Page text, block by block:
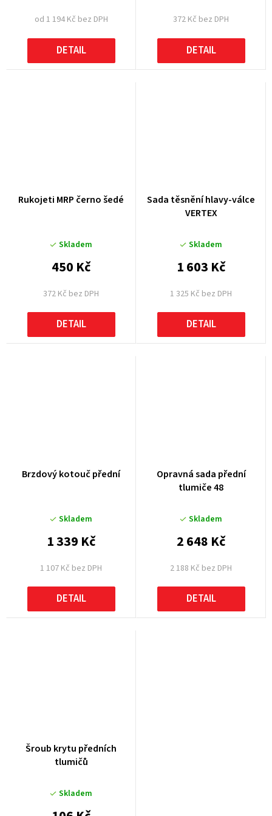
od 1 194 Kč bez DPH
DETAIL
372 Kč bez DPH
DETAIL
Rukojeti MRP černo šedé
Skladem
372 Kč bez DPH
450 Kč
DETAIL
Sada těsnění hlavy-válce
VERTEX
Skladem
1 325 Kč bez DPH
1 603 Kč
DETAIL
Brzdový kotouč přední
Skladem
1 107 Kč bez DPH
1 339 Kč
DETAIL
Opravná sada přední
tlumiče 48
Skladem
2 188 Kč bez DPH
2 648 Kč
DETAIL
Šroub krytu předních
tlumičů
Skladem